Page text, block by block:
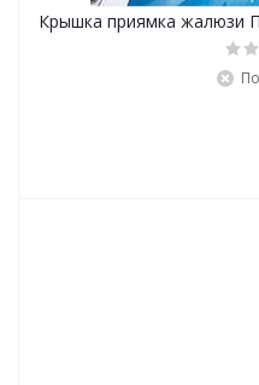
Крышка приямка жалюзи